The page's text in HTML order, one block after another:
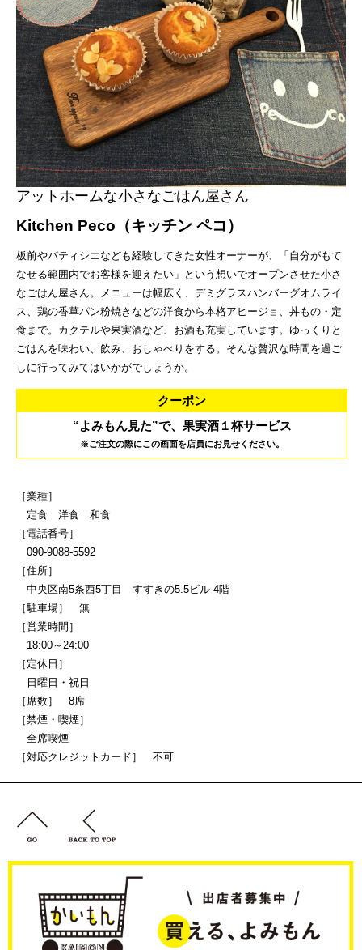
アットホームな小さなごはん屋さん
Kitchen Peco（キッチン ペコ）
板前やパティシエなども経験してきた女性オーナーが、「自分がもて
なせる範囲内でお客様を迎えたい」という想いでオープンさせた小さ
なごはん屋さん。メニューは幅広く、デミグラスハンバーグオムライ
ス、鶏の香草パン粉焼きなどの洋食から本格アヒージョ、丼もの・定
食まで。カクテルや果実酒など、お酒も充実しています。ゆっくりと
ごはんを味わい、飲み、おしゃべりをする。そんな贅沢な時間を過ご
しに行ってみてはいかがでしょうか。
クーポン
“よみもん見た”で、果実酒１杯サービス
※ご注文の際にこの画面を店員にお見せください。
［業種］
定食 洋食 和食
［電話番号］
090-9088-5592
［住所］
中央区南5条西5丁目 すすきの5.5ビル 4階
［駐車場］ 無
［営業時間］
18:00～24:00
［定休日］
日曜日・祝日
［席数］ 8席
［禁煙・喫煙］
全席喫煙
［対応クレジットカード］ 不可